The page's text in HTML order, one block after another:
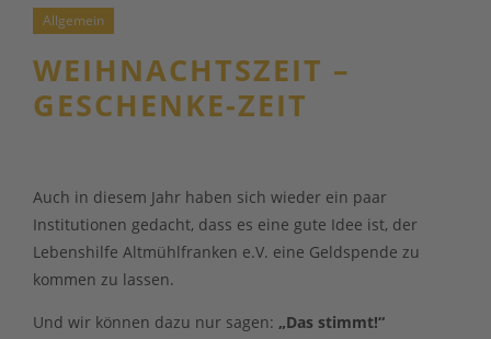
Allgemein
WEIHNACHTSZEIT –
GESCHENKE-ZEIT
Auch in diesem Jahr haben sich wieder ein paar
Institutionen gedacht, dass es eine gute Idee ist, der
Lebenshilfe Altmühlfranken e.V. eine Geldspende zu
kommen zu lassen.
Und wir können dazu nur sagen: „Das stimmt!“